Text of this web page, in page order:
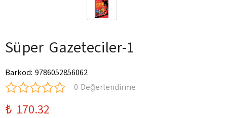
Süper Gazeteciler-1
Barkod: 9786052856062
0 Değerlendirme
₺ 170.32